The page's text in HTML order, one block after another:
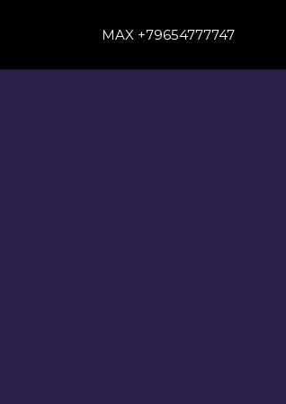
MAX +79654777747